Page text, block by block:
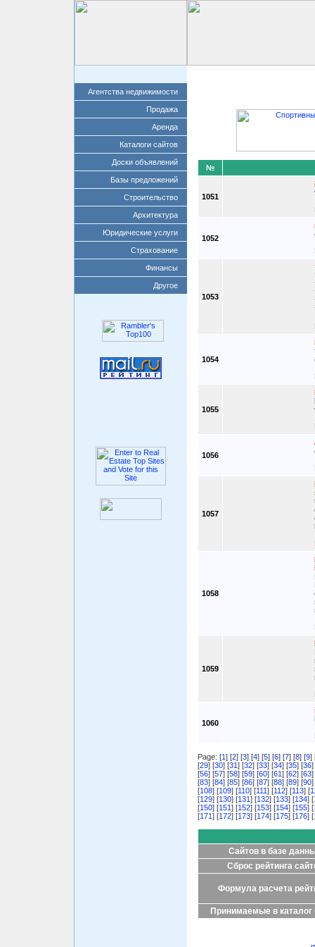
Агентства недвижимости
Продажа
Аренда
Каталоги сайтов
Доски объявлений
Базы предложений
Строительство
Архитектура
Юридические услуги
Страхование
Финансы
Другое
№
1051
1052
1053
1054
1055
1056
1057
1058
1059
1060
Page: [1] [2] [3] [4] [5] [6] [7] [8] [9]
[29] [30] [31] [32] [33] [34] [35] [36]
[56] [57] [58] [59] [60] [61] [62] [63]
[83] [84] [85] [86] [87] [88] [89] [90]
[108] [109] [110] [111] [112] [113] [
[129] [130] [131] [132] [133] [134] [
[150] [151] [152] [153] [154] [155] [
[171] [172] [173] [174] [175] [176] [
Сайтов в базе
Сброс рейтинга
Формула расчета
Принимаемые в каталог